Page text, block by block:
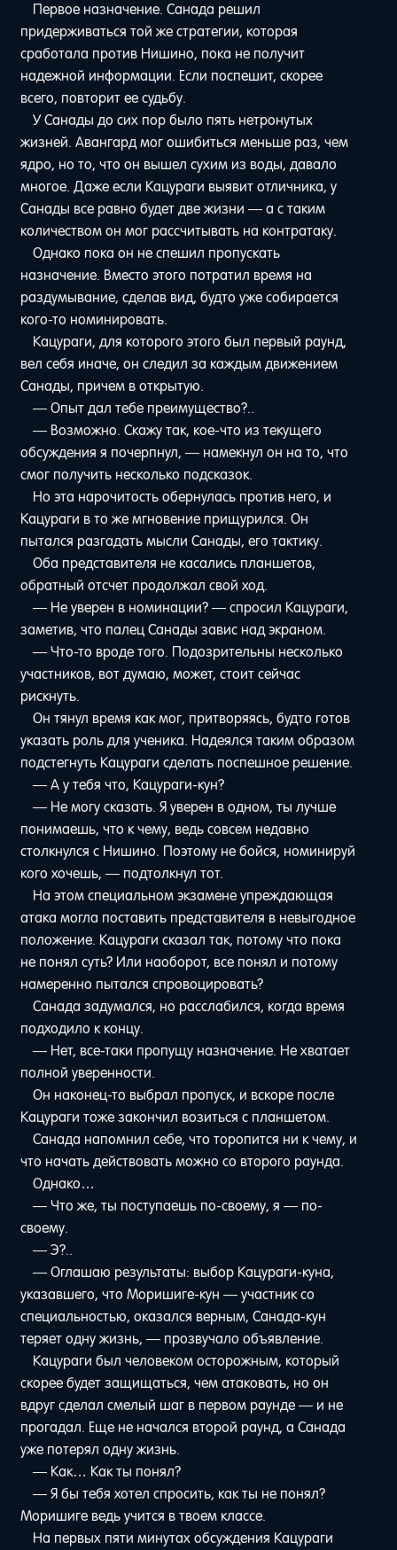
Первое назначение. Санада решил
придерживаться той же стратегии, которая
сработала против Нишино, пока не получит
надежной информации. Если поспешит, скорее
всего, повторит ее судьбу.
У Санады до сих пор было пять нетронутых
жизней. Авангард мог ошибиться меньше раз, чем
ядро, но то, что он вышел сухим из воды, давало
многое. Даже если Кацураги выявит отличника, у
Санады все равно будет две жизни — а с таким
количеством он мог рассчитывать на контратаку.
Однако пока он не спешил пропускать
назначение. Вместо этого потратил время на
раздумывание, сделав вид, будто уже собирается
кого-то номинировать.
Кацураги, для которого этого был первый раунд,
вел себя иначе, он следил за каждым движением
Санады, причем в открытую.
— Опыт дал тебе преимущество?..
— Возможно. Скажу так, кое-что из текущего
обсуждения я почерпнул, — намекнул он на то, что
смог получить несколько подсказок.
Но эта нарочитость обернулась против него, и
Кацураги в то же мгновение прищурился. Он
пытался разгадать мысли Санады, его тактику.
Оба представителя не касались планшетов,
обратный отсчет продолжал свой ход.
— Не уверен в номинации? — спросил Кацураги,
заметив, что палец Санады завис над экраном.
— Что-то вроде того. Подозрительны несколько
участников, вот думаю, может, стоит сейчас
рискнуть.
Он тянул время как мог, притворяясь, будто готов
указать роль для ученика. Надеялся таким образом
подстегнуть Кацураги сделать поспешное решение.
— А у тебя что, Кацураги-кун?
— Не могу сказать. Я уверен в одном, ты лучше
понимаешь, что к чему, ведь совсем недавно
столкнулся с Нишино. Поэтому не бойся, номинируй
кого хочешь, — подтолкнул тот.
На этом специальном экзамене упреждающая
атака могла поставить представителя в невыгодное
положение. Кацураги сказал так, потому что пока
не понял суть? Или наоборот, все понял и потому
намеренно пытался спровоцировать?
Санада задумался, но расслабился, когда время
подходило к концу.
— Нет, все-таки пропущу назначение. Не хватает
полной уверенности.
Он наконец-то выбрал пропуск, и вскоре после
Кацураги тоже закончил возиться с планшетом.
Санада напомнил себе, что торопится ни к чему, и
что начать действовать можно со второго раунда.
Однако…
— Что же, ты поступаешь по-своему, я — по-
своему.
— Э?..
— Оглашаю результаты: выбор Кацураги-куна,
указавшего, что Моришиге-кун — участник со
специальностью, оказался верным, Санада-кун
теряет одну жизнь, — прозвучало объявление.
Кацураги был человеком осторожным, который
скорее будет защищаться, чем атаковать, но он
вдруг сделал смелый шаг в первом раунде — и не
прогадал. Еще не начался второй раунд, а Санада
уже потерял одну жизнь.
— Как… Как ты понял?
— Я бы тебя хотел спросить, как ты не понял?
Моришиге ведь учится в твоем классе.
На первых пяти минутах обсуждения Кацураги